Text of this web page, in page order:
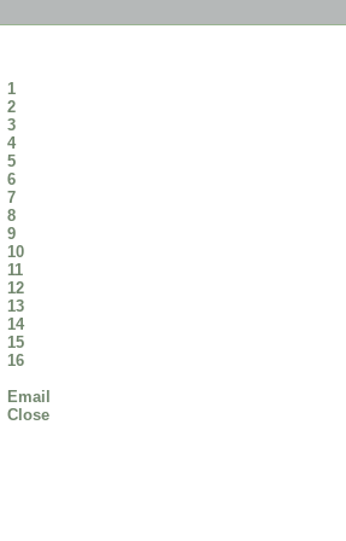
1
2
3
4
5
6
7
8
9
10
11
12
13
14
15
16
Email
Close